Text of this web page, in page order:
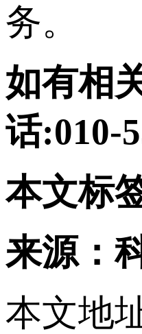
务。
如有相
话:010-
本文标
来源：
本文地